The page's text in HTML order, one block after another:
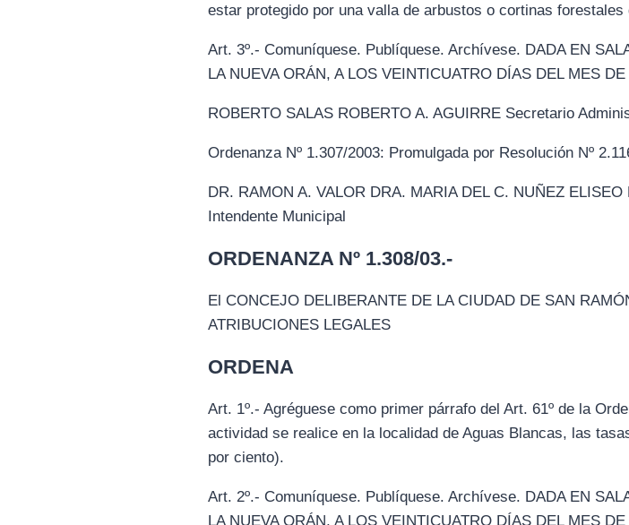
estar protegido por una valla de arbustos o cortinas forestales
Art. 3º.- Comuníquese. Publíquese. Archívese. DADA EN
LA NUEVA ORÁN, A LOS VEINTICUATRO DÍAS DEL MES
ROBERTO SALAS ROBERTO A. AGUIRRE Secretario
Ordenanza Nº 1.307/2003: Promulgada por Resolución Nº
DR. RAMON A. VALOR DRA. MARIA DEL C. NUÑEZ
Intendente Municipal
ORDENANZA Nº 1.308/03.-
El CONCEJO DELIBERANTE DE LA CIUDAD DE SAN
ATRIBUCIONES LEGALES
ORDENA
Art. 1º.- Agréguese como primer párrafo del Art. 61º de la
actividad se realice en la localidad de Aguas Blancas, las
por ciento).
Art. 2º.- Comuníquese. Publíquese. Archívese. DADA EN
LA NUEVA ORÁN, A LOS VEINTICUATRO DÍAS DEL MES